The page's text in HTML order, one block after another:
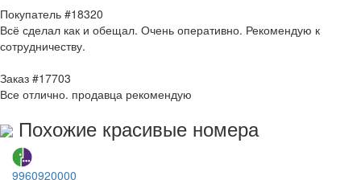
Покупатель #18320
Всё сделал как и обещал. Очень оперативно. Рекомендую к
сотрудничеству.
Заказ #17703
Все отлично. продавца рекомендую
Похожие красивые номера
9960920000